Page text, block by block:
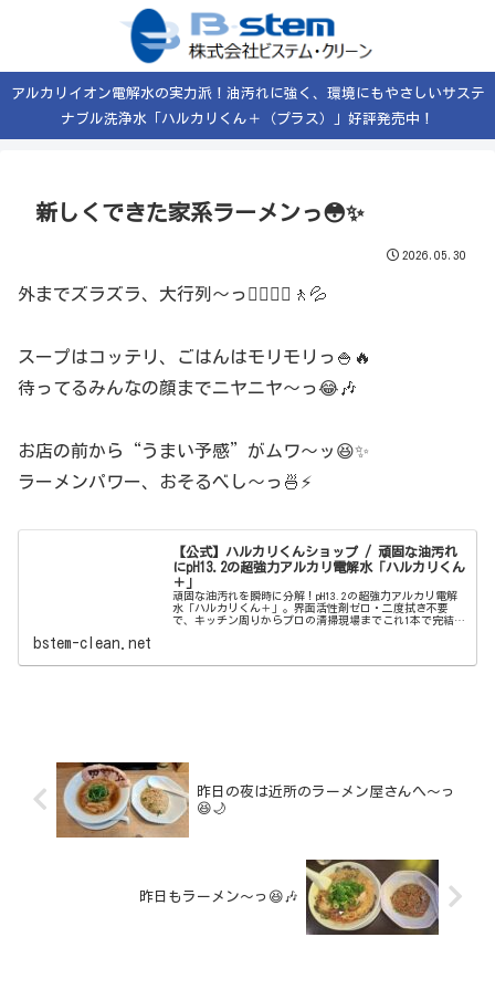
アルカリイオン電解水の実力派！油汚れに強く、環境にもやさしいサステ
ナブル洗浄水「ハルカリくん＋（プラス）」好評発売中！
新しくできた家系ラーメンっ😳✨
2026.05.30
外までズラズラ、大行列〜っ🚶‍♂️🚶‍♀️🚶💦
スープはコッテリ、ごはんはモリモリっ🍚🔥
待ってるみんなの顔までニヤニヤ〜っ😂🎶
お店の前から“うまい予感”がムワ〜ッ😆✨
ラーメンパワー、おそるべし〜っ🍜⚡
【公式】ハルカリくんショップ / 頑固な油汚れ
にpH13.2の超強力アルカリ電解水「ハルカリくん
＋」
頑固な油汚れを瞬時に分解！pH13.2の超強力アルカリ電解
水「ハルカリくん＋」。界面活性剤ゼロ・二度拭き不要
で、キッチン周りからプロの清掃現場までこれ1本で完結。
bstem-clean.net
昨日の夜は近所のラーメン屋さんへ〜っ
😆🌙
昨日もラーメン〜っ😆🎶